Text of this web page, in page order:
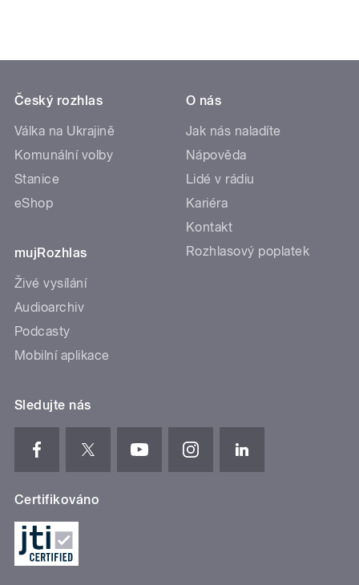
Český rozhlas
Válka na Ukrajině
Komunální volby
Stanice
eShop
mujRozhlas
Živé vysílání
Audioarchiv
Podcasty
Mobilní aplikace
O nás
Jak nás naladíte
Nápověda
Lidé v rádiu
Kariéra
Kontakt
Rozhlasový poplatek
Sledujte nás
Certifikováno